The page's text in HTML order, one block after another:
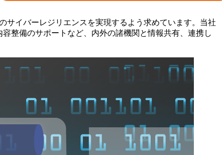
サイバーレジリエンスを実現するよう求めています。当社
整備のサポートなど、内外の諸機関と情報共有、連携し